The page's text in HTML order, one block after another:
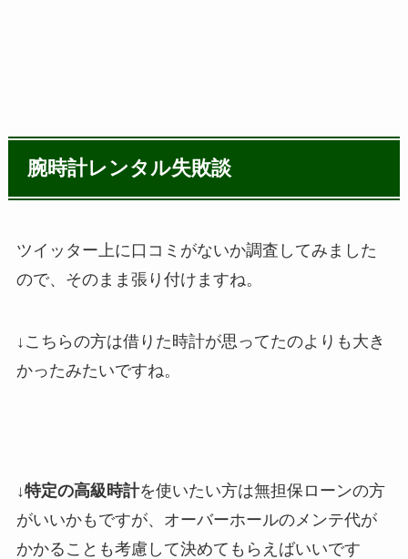
腕時計レンタル失敗談
ツイッター上に口コミがないか調査してみました
ので、そのまま張り付けますね。
↓こちらの方は借りた時計が思ってたのよりも大き
かったみたいですね。
↓特定の高級時計を使いたい方は無担保ローンの方
がいいかもですが、オーバーホールのメンテ代が
かかることも考慮して決めてもらえばいいです